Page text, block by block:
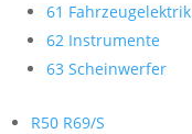
61 Fahrzeugelektrik
62 Instrumente
63 Scheinwerfer
R50 R69/S